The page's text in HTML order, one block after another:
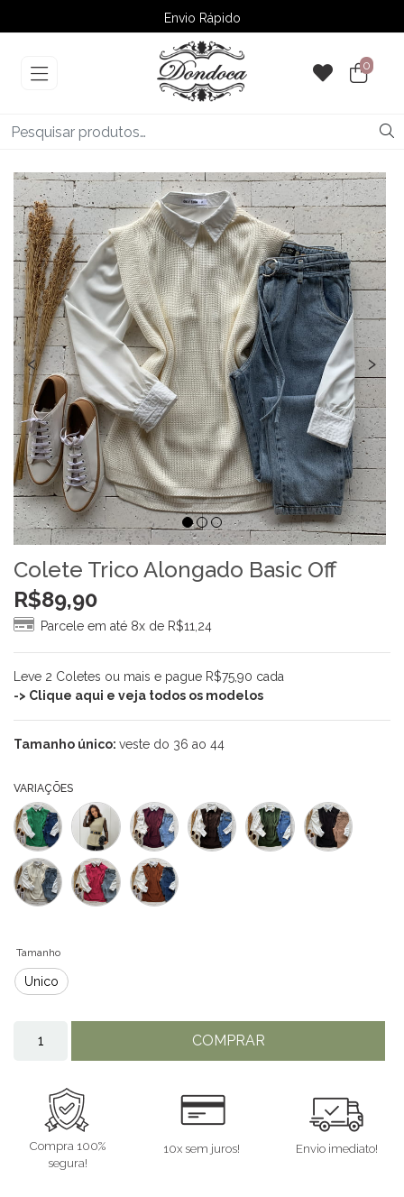
Envio Rápido
➚ Ofertas– Até 60% OFF
0
‹ ›
Colete Trico Alongado Basic Off
R$89,90
Parcele em até 8x de R$11,24
Leve 2 Coletes ou mais e pague R$75,90 cada
-> Clique aqui e veja todos os modelos
Tamanho único: veste do 36 ao 44
VARIAÇÕES
Tamanho
Único
COMPRAR
Compra 100%
segura!
10x sem juros! Envio imediato!